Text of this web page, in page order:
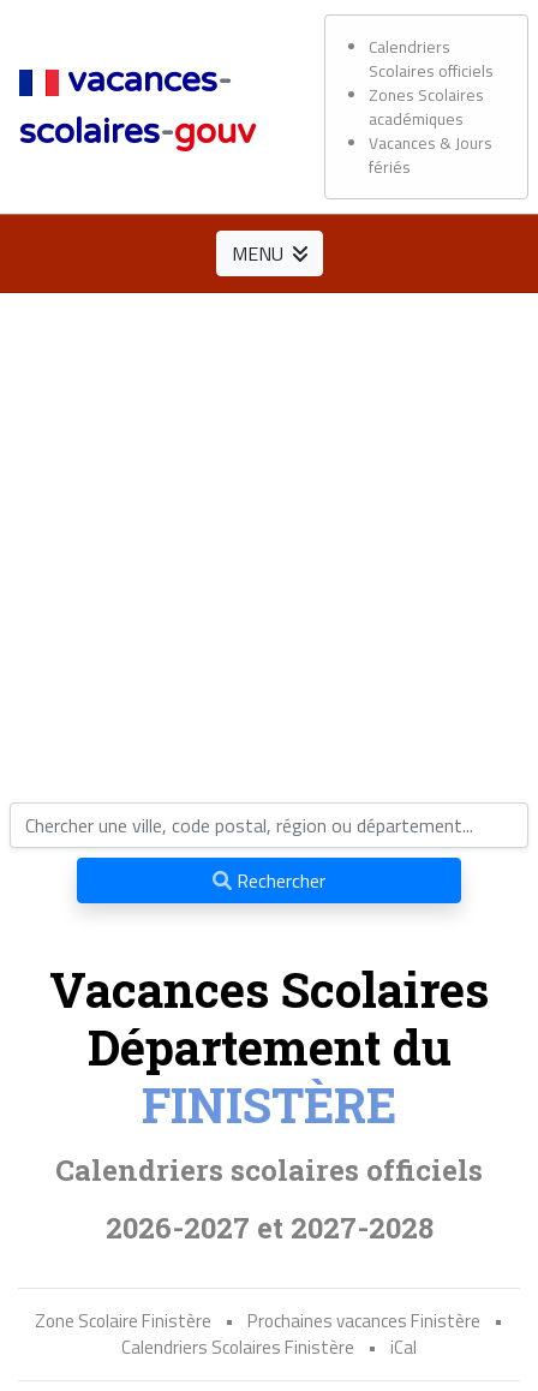
vacances-
scolaires-gouv
Calendriers
Scolaires officiels
Zones Scolaires
académiques
Vacances & Jours
fériés
MENU
Rechercher
Vacances Scolaires
Département du
FINISTÈRE
Calendriers scolaires officiels
2026-2027 et 2027-2028
Zone Scolaire Finistère • Prochaines vacances Finistère
•
Calendriers Scolaires Finistère
• iCal